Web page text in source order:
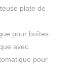
plate de
pour boîtes
avec
pour